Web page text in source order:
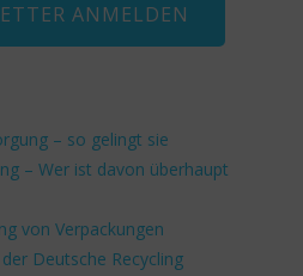
ANMELDEN
– so gelingt sie
– Wer ist davon überhaupt
von Verpackungen
Deutsche Recycling